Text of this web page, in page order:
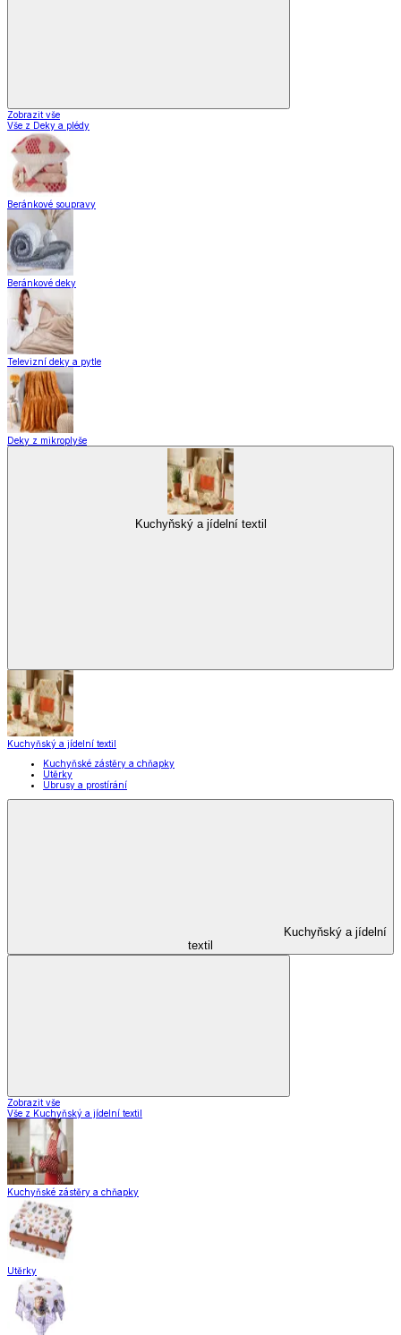
Zobrazit vše
Vše z Deky a plédy
Beránkové soupravy
Beránkové deky
Televizní deky a pytle
Deky z mikroplyše
Kuchyňský a jídelní textil
Kuchyňský a jídelní textil
Kuchyňské zástěry a chňapky
Utěrky
Ubrusy a prostírání
Kuchyňský a jídelní
textil
Zobrazit vše
Vše z Kuchyňský a jídelní textil
Kuchyňské zástěry a chňapky
Utěrky